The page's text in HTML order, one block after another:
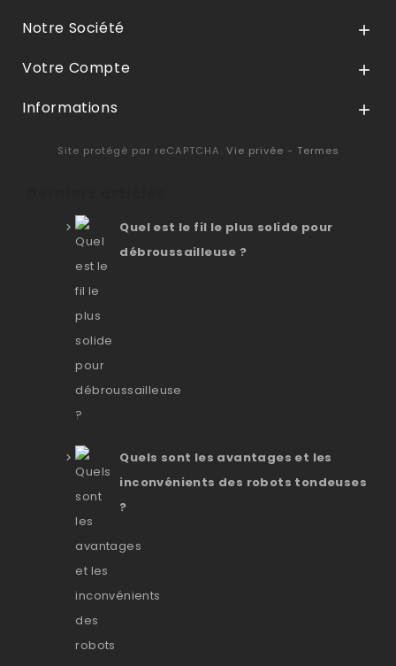
Notre Société 
Votre Compte 
Informations 
Site protégé par reCAPTCHA. Vie privée - Termes
Quel est le fil le plus solide pour
débroussailleuse ?
Quels sont les avantages et les
inconvénients des robots tondeuses
?